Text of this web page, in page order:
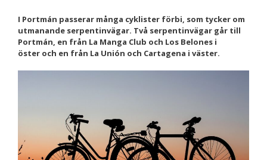
I Portmán passerar många cyklister förbi, som tycker om
utmanande serpentinvägar. Två serpentinvägar går till
Portmán, en från La Manga Club och Los Belones i
öster och en från La Unión och Cartagena i väster.
behövs för att
hemsidan
över huvud
taget ska